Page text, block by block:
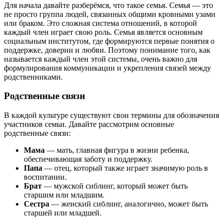
Для начала давайте разберёмся, что такое семья. Семья — это
не просто группа людей, связанных общими кровными узами
или браком. Это сложная система отношений, в которой
каждый член играет свою роль. Семья является основным
социальным институтом, где формируются первые понятия о
поддержке, доверии и любви. Поэтому понимание того, как
называется каждый член этой системы, очень важно для
формулирования коммуникации и укрепления связей между
родственниками.
Родственные связи
В каждой культуре существуют свои термины для обозначения
участников семьи. Давайте рассмотрим основные
родственные связи:
Мама — мать, главная фигура в жизни ребенка,
обеспечивающая заботу и поддержку.
Папа — отец, который также играет значимую роль в
воспитании.
Брат — мужской сиблинг, который может быть
старшим или младшим.
Сестра — женский сиблинг, аналогично, может быть
старшей или младшей.